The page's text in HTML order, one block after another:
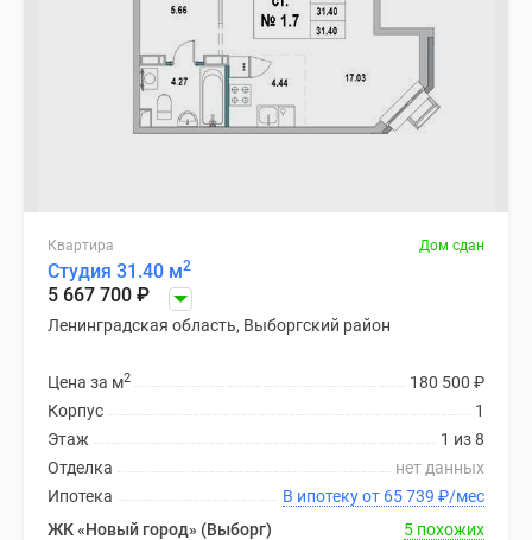
Квартира Дом сдан
Студия 31.40 м2
5 667 700 ₽
Ленинградская область, Выборгский район
180 500 ₽
Цена за м2
1
Корпус
1 из 8
Этаж
нет данных
Отделка
В ипотеку от 65 739 ₽/мес
Ипотека
ЖК «Новый город» (Выборг)
5 похожих